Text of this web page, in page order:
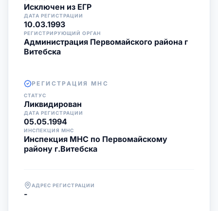
Исключен из ЕГР
ДАТА РЕГИСТРАЦИИ
10.03.1993
РЕГИСТРИРУЮЩИЙ ОРГАН
Администрация Первомайского района г
Витебска
РЕГИСТРАЦИЯ МНС
СТАТУС
Ликвидирован
ДАТА РЕГИСТРАЦИИ
05.05.1994
ИНСПЕКЦИЯ МНС
Инспекция МНС по Первомайскому
району г.Витебска
АДРЕС РЕГИСТРАЦИИ
-